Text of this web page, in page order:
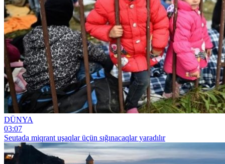
DÜNYA
03:07
Seutada miqrant uşaqlar üçün sığınacaqlar yaradılır